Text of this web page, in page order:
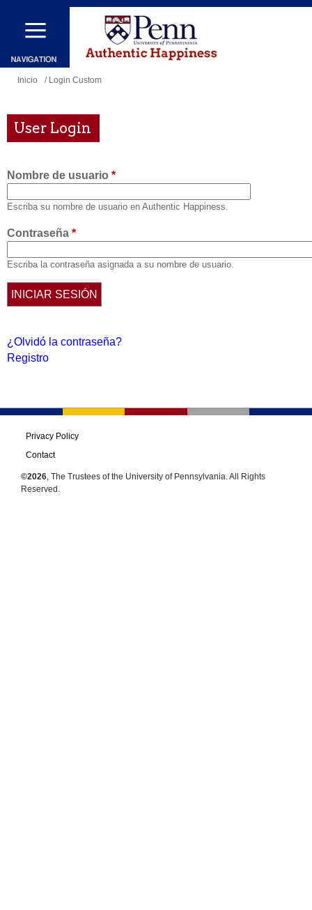
Pasar
contenido
principal
Se
usted
aquí
Inicio / Login Custom
User Login
Nombre de usuario *
Escriba su nombre de usuario en Authentic Happiness.
Contraseña *
Escriba la contraseña asignada a su nombre de usuario.
¿Olvidó la contraseña?
Registro
Privacy Policy
Contact
©2026, The Trustees of the University of Pennsylvania. All Rights
Reserved.